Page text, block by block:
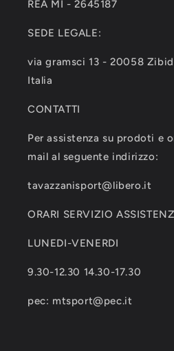
REA MI - 2645187
SEDE LEGALE:
via gramsci 13 - 20058
Italia
CONTATTI
Per assistenza su prodoti e
mail al seguente indirizzo:
tavazzanisport@libero.it
ORARI SERVIZIO
LUNEDI-VENERDI
9.30-12.30 14.30-17.30
pec: mtsport@pec.it